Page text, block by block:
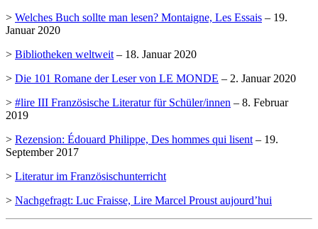
> Welches Buch sollte man lesen? Montaigne, Les Essais – 19.
Januar 2020
> Bibliotheken weltweit – 18. Januar 2020
> Die 101 Romane der Leser von LE MONDE – 2. Januar 2020
> #lire III Französische Literatur für Schüler/innen – 8. Februar
2019
> Rezension: Édouard Philippe, Des hommes qui lisent – 19.
September 2017
> Literatur im Französischunterricht
> Nachgefragt: Luc Fraisse, Lire Marcel Proust aujourd’hui